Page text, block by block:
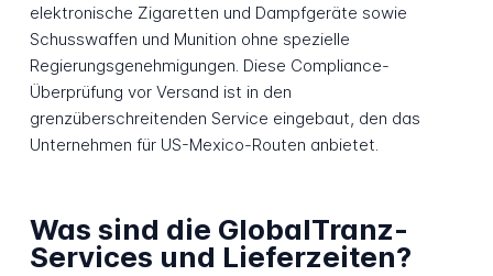
elektronische Zigaretten und Dampfgeräte sowie
Schusswaffen und Munition ohne spezielle
Regierungsgenehmigungen. Diese Compliance-
Überprüfung vor Versand ist in den
grenzüberschreitenden Service eingebaut, den das
Unternehmen für US-Mexico-Routen anbietet.
Was sind die GlobalTranz-
Services und Lieferzeiten?